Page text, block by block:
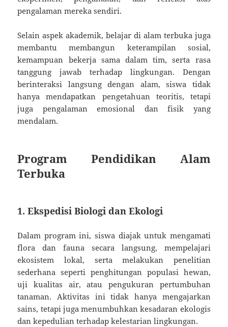
pengalaman mereka sendiri.
Selain aspek akademik, belajar di alam terbuka juga
membantu membangun keterampilan sosial,
kemampuan bekerja sama dalam tim, serta rasa
tanggung jawab terhadap lingkungan. Dengan
berinteraksi langsung dengan alam, siswa tidak
hanya mendapatkan pengetahuan teoritis, tetapi
juga pengalaman emosional dan fisik yang
mendalam.
Program Pendidikan Alam
Terbuka
1. Ekspedisi Biologi dan Ekologi
Dalam program ini, siswa diajak untuk mengamati
flora dan fauna secara langsung, mempelajari
ekosistem lokal, serta melakukan penelitian
sederhana seperti penghitungan populasi hewan,
uji kualitas air, atau pengukuran pertumbuhan
tanaman. Aktivitas ini tidak hanya mengajarkan
sains, tetapi juga menumbuhkan kesadaran ekologis
dan kepedulian terhadap kelestarian lingkungan.